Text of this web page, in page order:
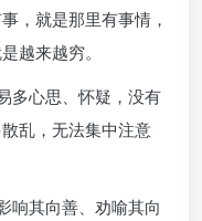
，就是那里有事情，
越来越穷。
多心思、怀疑，没有
乱，无法集中注意
响其向善、劝喻其向